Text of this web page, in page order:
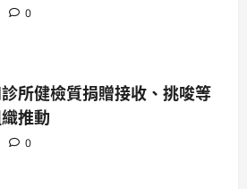
0
所健檢質捐贈接收、挑唆等
推動
0